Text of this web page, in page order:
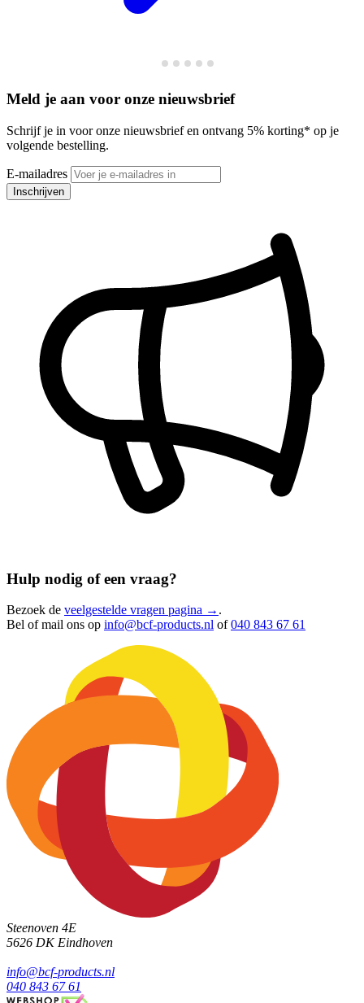
Meld je aan voor onze nieuwsbrief
Schrijf je in voor onze nieuwsbrief en ontvang 5% korting* op je
volgende bestelling.
E-mailadres
Inschrijven
Hulp nodig of een vraag?
Bezoek de veelgestelde vragen pagina → .
Bel of mail ons op info@bcf-products.nl of040 843 67 61
Steenoven 4E
5626 DK Eindhoven
info@bcf-products.nl
040 843 67 61